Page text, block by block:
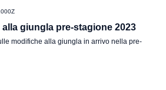
giungla pre-stagione 2023
modifiche alla giungla in arrivo nella pre-